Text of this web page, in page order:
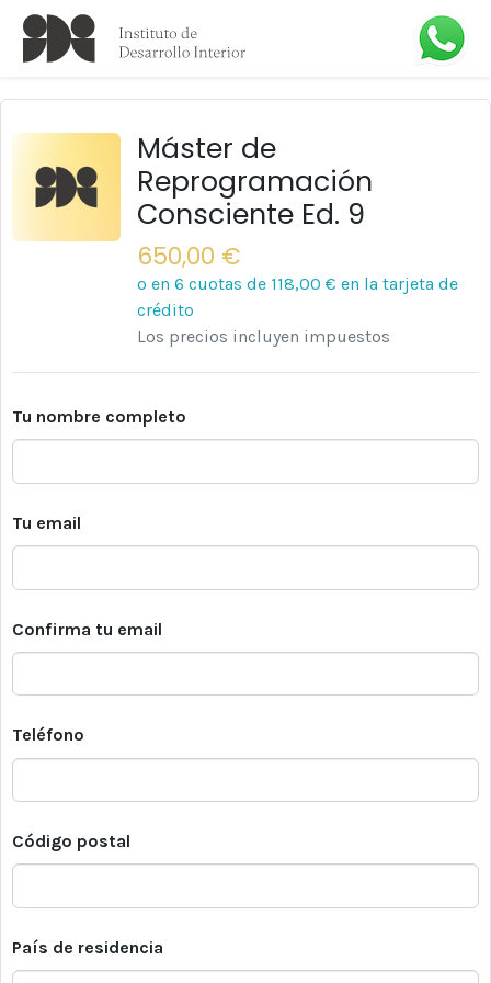
Máster de
Reprogramación
Consciente Ed. 9
650,00 €
o en 6 cuotas de 118,00 € en la tarjeta de
crédito
Los precios incluyen impuestos
Tu nombre completo
Tu email
Confirma tu email
Teléfono
Código postal
País de residencia